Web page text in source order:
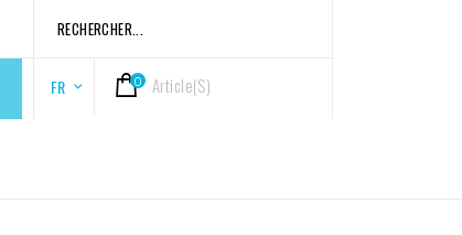
Rechercher
Langue
FR Cart
0 Article(s)